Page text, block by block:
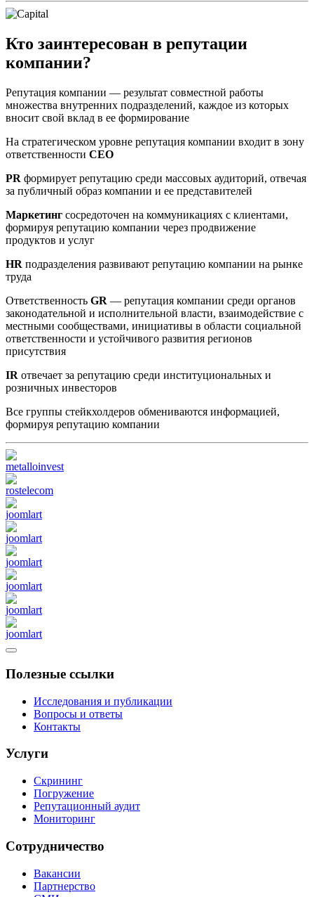
Кто заинтересован в репутации
компании?
Репутация компании — результат совместной работы
множества внутренних подразделений, каждое из которых
вносит свой вклад в ее формирование
На стратегическом уровне репутация компании входит в зону
ответственности CEO
PR формирует репутацию среди массовых аудиторий, отвечая
за публичный образ компании и ее представителей
Маркетинг сосредоточен на коммуникациях с клиентами,
формируя репутацию компании через продвижение
продуктов и услуг
HR подразделения развивают репутацию компании на рынке
труда
Ответственность GR — репутация компании среди органов
законодательной и исполнительной власти, взаимодействие с
местными сообществами, инициативы в области социальной
ответственности и устойчивого развития регионов
присутствия
IR отвечает за репутацию среди институциональных и
розничных инвесторов
Все группы стейкхолдеров обмениваются информацией,
формируя репутацию компании
Полезные ссылки
Исследования и публикации
Вопросы и ответы
Контакты
Услуги
Скрининг
Погружение
Репутационный аудит
Мониторинг
Сотрудничество
Вакансии
Партнерство